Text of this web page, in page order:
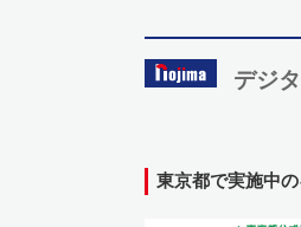
デジ
東京都で実施中